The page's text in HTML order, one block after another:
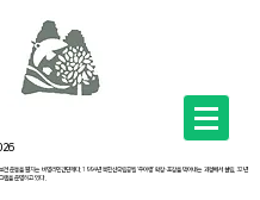
전 운동을 펼치는 비영리민간단체다. 1994년 북한산국립공원 ‘우이령’ 확장·포장을 막아내는 과정에서 설립, 32년
램을 운영하고 있다 .